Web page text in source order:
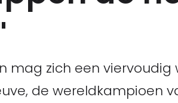
mag zich een
de wereldkampioen